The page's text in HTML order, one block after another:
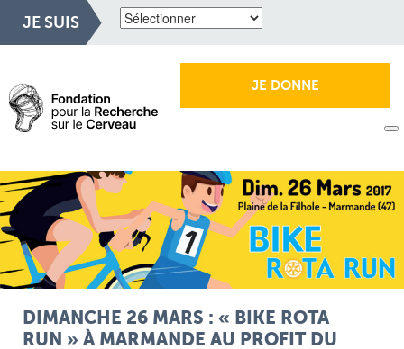
JE SUIS
JE DONNE
DIMANCHE 26 MARS : « BIKE ROTA
RUN » À MARMANDE AU PROFIT DU